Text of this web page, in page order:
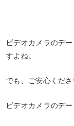
ビデオカメラのデ
すよね。
でも、ご安心くださ
ビデオカメラのデ